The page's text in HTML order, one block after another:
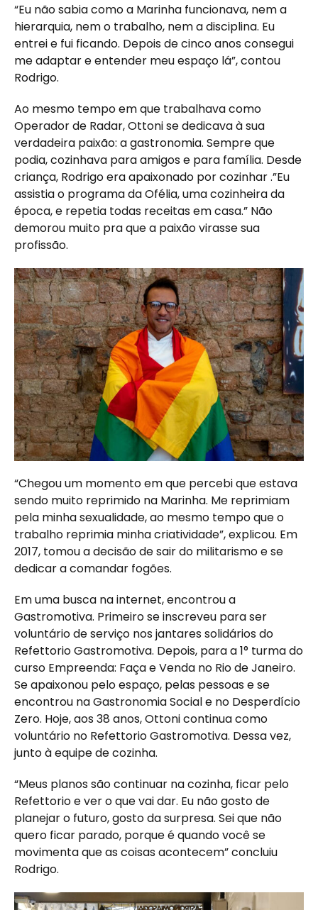
“Eu não sabia como a Marinha funcionava, nem a
hierarquia, nem o trabalho, nem a disciplina. Eu
entrei e fui ficando. Depois de cinco anos consegui
me adaptar e entender meu espaço lá”, contou
Rodrigo.
Ao mesmo tempo em que trabalhava como
Operador de Radar, Ottoni se dedicava à sua
verdadeira paixão: a gastronomia. Sempre que
podia, cozinhava para amigos e para família. Desde
criança, Rodrigo era apaixonado por cozinhar .”Eu
assistia o programa da Ofélia, uma cozinheira da
época, e repetia todas receitas em casa.” Não
demorou muito pra que a paixão virasse sua
profissão.
“Chegou um momento em que percebi que estava
sendo muito reprimido na Marinha. Me reprimiam
pela minha sexualidade, ao mesmo tempo que o
trabalho reprimia minha criatividade”, explicou. Em
2017, tomou a decisão de sair do militarismo e se
dedicar a comandar fogões.
Em uma busca na internet, encontrou a
Gastromotiva. Primeiro se inscreveu para ser
voluntário de serviço nos jantares solidários do
Refettorio Gastromotiva. Depois, para a 1° turma do
curso Empreenda: Faça e Venda no Rio de Janeiro.
Se apaixonou pelo espaço, pelas pessoas e se
encontrou na Gastronomia Social e no Desperdício
Zero. Hoje, aos 38 anos, Ottoni continua como
voluntário no Refettorio Gastromotiva. Dessa vez,
junto à equipe de cozinha.
“Meus planos são continuar na cozinha, ficar pelo
Refettorio e ver o que vai dar. Eu não gosto de
planejar o futuro, gosto da surpresa. Sei que não
quero ficar parado, porque é quando você se
movimenta que as coisas acontecem” concluiu
Rodrigo.